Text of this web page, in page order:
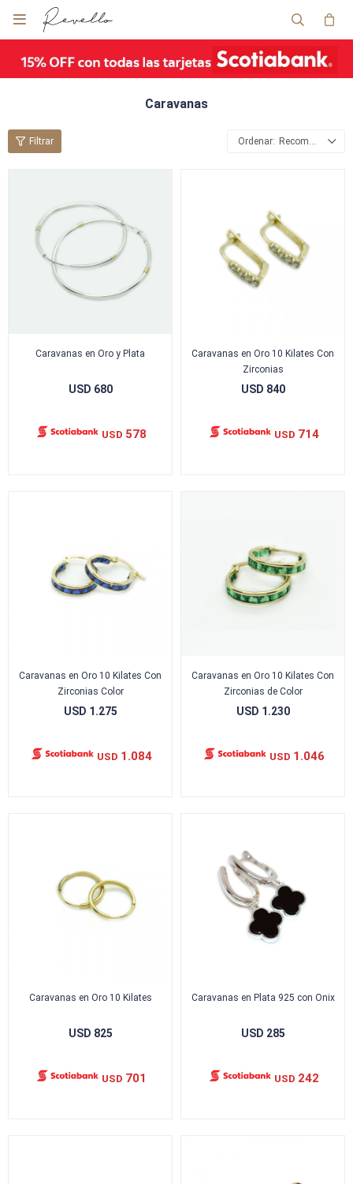

Caravanas
Recomendados
Caravanas en Oro y Plata
USD 680
USD 578
Caravanas en Oro 10 Kilates Con
Zirconias
USD 840
USD 714
Caravanas en Oro 10 Kilates Con
Zirconias Color
USD 1.275
USD 1.084
Caravanas en Oro 10 Kilates Con
Zirconias de Color
USD 1.230
USD 1.046
Caravanas en Oro 10 Kilates
USD 825
USD 701
Caravanas en Plata 925 con Onix
USD 285
USD 242